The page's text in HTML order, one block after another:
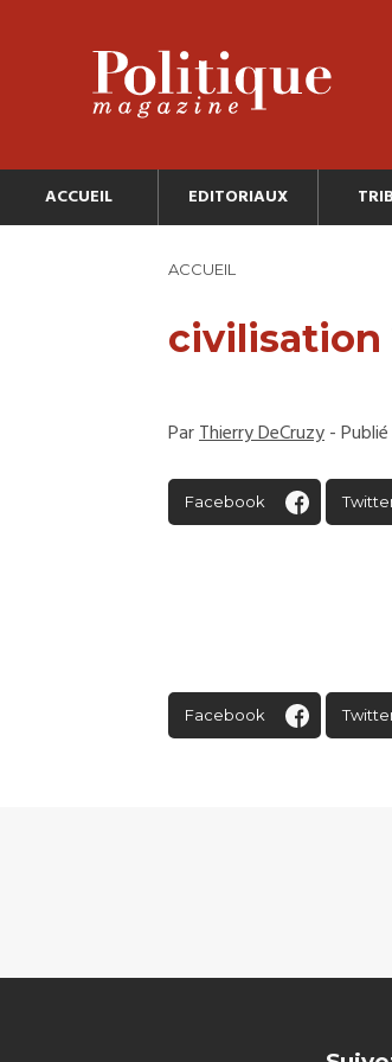
ACCUEIL EDITORIAUX
ACCUEIL
civilisation
ParThierry DeCruzy-
Facebook
Facebook